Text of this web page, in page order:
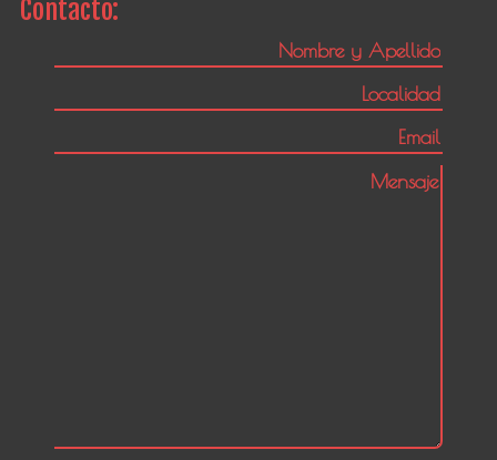
Contacto: